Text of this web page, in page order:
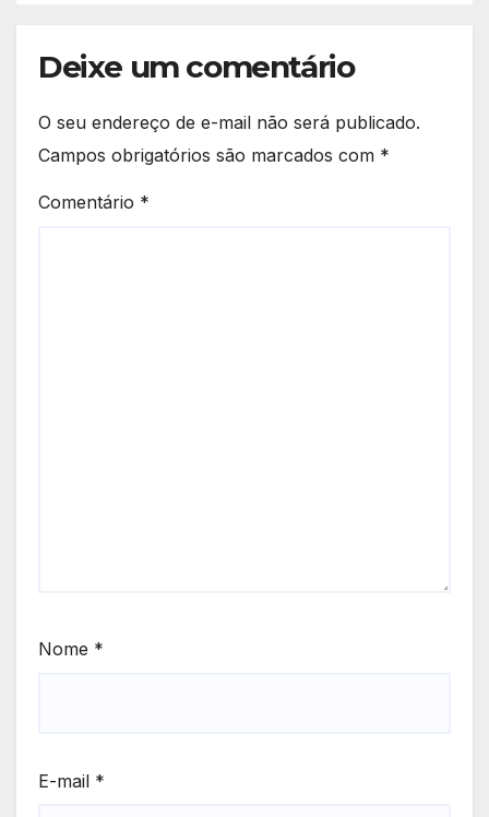
Deixe um comentário
O seu endereço de e-mail não será publicado.
Campos obrigatórios são marcados com *
Comentário *
Nome *
E-mail *